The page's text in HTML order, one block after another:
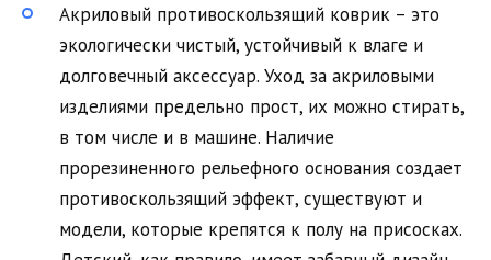
Акриловый противоскользящий коврик – это
экологически чистый, устойчивый к влаге и
долговечный аксессуар. Уход за акриловыми
изделиями предельно прост, их можно стирать,
в том числе и в машине. Наличие
прорезиненного рельефного основания создает
противоскользящий эффект, существуют и
модели, которые крепятся к полу на присосках.